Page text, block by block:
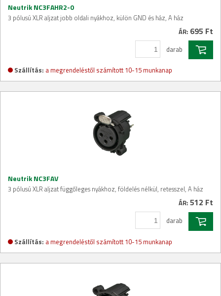
Neutrik NC3FAHR2-0
3 pólusú XLR aljzat jobb oldali nyákhoz, külön GND és ház, A ház
ÁR: 695 Ft
darab
Szállítás: a megrendeléstől számított 10-15 munkanap
Neutrik NC3FAV
3 pólusú XLR aljzat függőleges nyákhoz, földelés nélkül, retesszel, A ház
ÁR: 512 Ft
darab
Szállítás: a megrendeléstől számított 10-15 munkanap